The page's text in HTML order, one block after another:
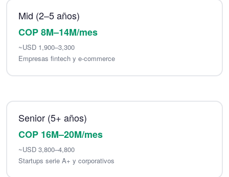
Mid (2–5 años)
COP 8M–14M/mes
~USD 1,900–3,300
Empresas fintech y e-commerce
Senior (5+ años)
COP 16M–20M/mes
~USD 3,800–4,800
Startups serie A+ y corporativos